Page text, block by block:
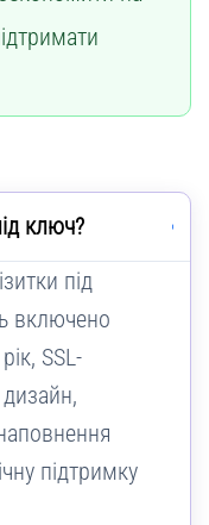
ключ?
під
включено
SSL-
дизайн,
підтримку